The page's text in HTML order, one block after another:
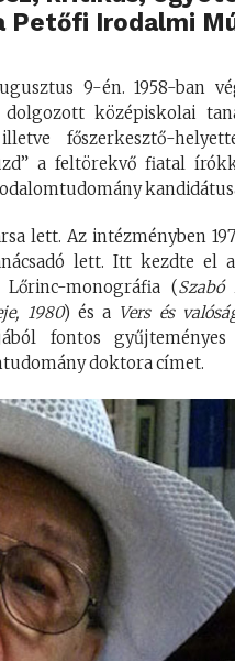
Petőfi Irodalmi
9-én. 1958-ban
dolgozott középiskolai
főszerkesztő-
a feltörekvő fiatal
lett. Az intézményben
lett. Itt kezdte el
Lőrinc-monográfia (Szabó
1980) és a Vers és
fontos gyűjteményes
doktora címet.